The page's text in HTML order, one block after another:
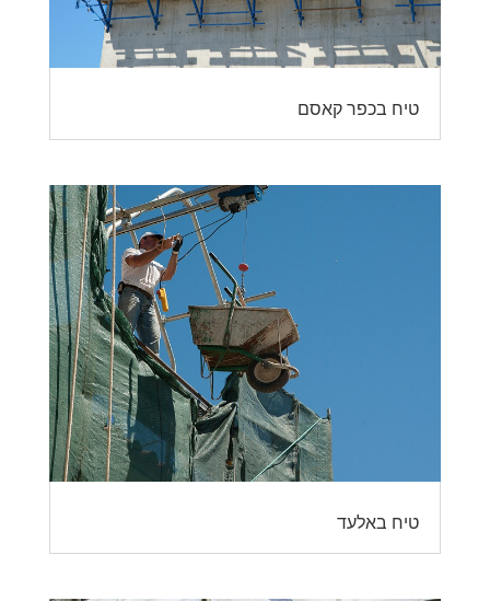
טיח בכפר קאסם
טיח באלעד